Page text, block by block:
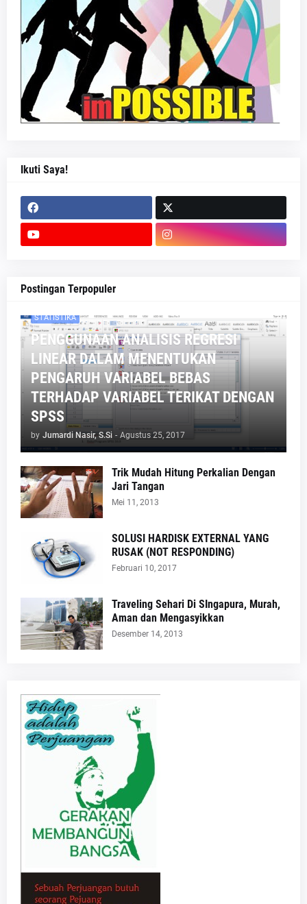
Ikuti Saya!
Postingan Terpopuler
STATISTIKA
PENGGUNAAN ANALISIS REGRESI
LINEAR DALAM MENENTUKAN
PENGARUH VARIABEL BEBAS
TERHADAP VARIABEL TERIKAT DENGAN
SPSS
by Jumardi Nasir, S.Si - Agustus 25, 2017
Trik Mudah Hitung Perkalian Dengan
Jari Tangan
Mei 11, 2013
SOLUSI HARDISK EXTERNAL YANG
RUSAK (NOT RESPONDING)
Februari 10, 2017
Traveling Sehari Di SIngapura, Murah,
Aman dan Mengasyikkan
Desember 14, 2013